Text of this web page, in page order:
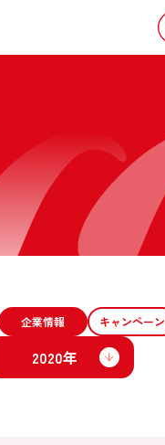
お問い合わせ
サービスサイト
企業情報 キャンペーン
2020年